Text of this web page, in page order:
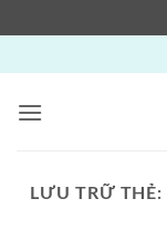
qua
nội
LƯU TRỮ THẺ: